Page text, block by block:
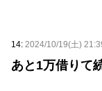
14: 2024/10/19(土)
あと1万借りて